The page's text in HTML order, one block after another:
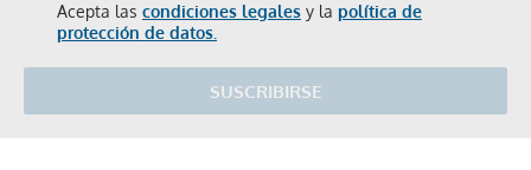
Acepta las condiciones legales y la política de
protección de datos.
SUSCRIBIRSE